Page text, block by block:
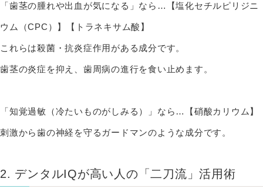
「歯茎の腫れや出血が気になる」なら…【塩化セチルピリジニ
ウム（CPC）】【トラネキサム酸】
これらは殺菌・抗炎症作用がある成分です。
歯茎の炎症を抑え、歯周病の進行を食い止めます。
「知覚過敏（冷たいものがしみる）」なら…【硝酸カリウム】
刺激から歯の神経を守るガードマンのような成分です。
2. デンタルIQが高い人の「二刀流」活用術